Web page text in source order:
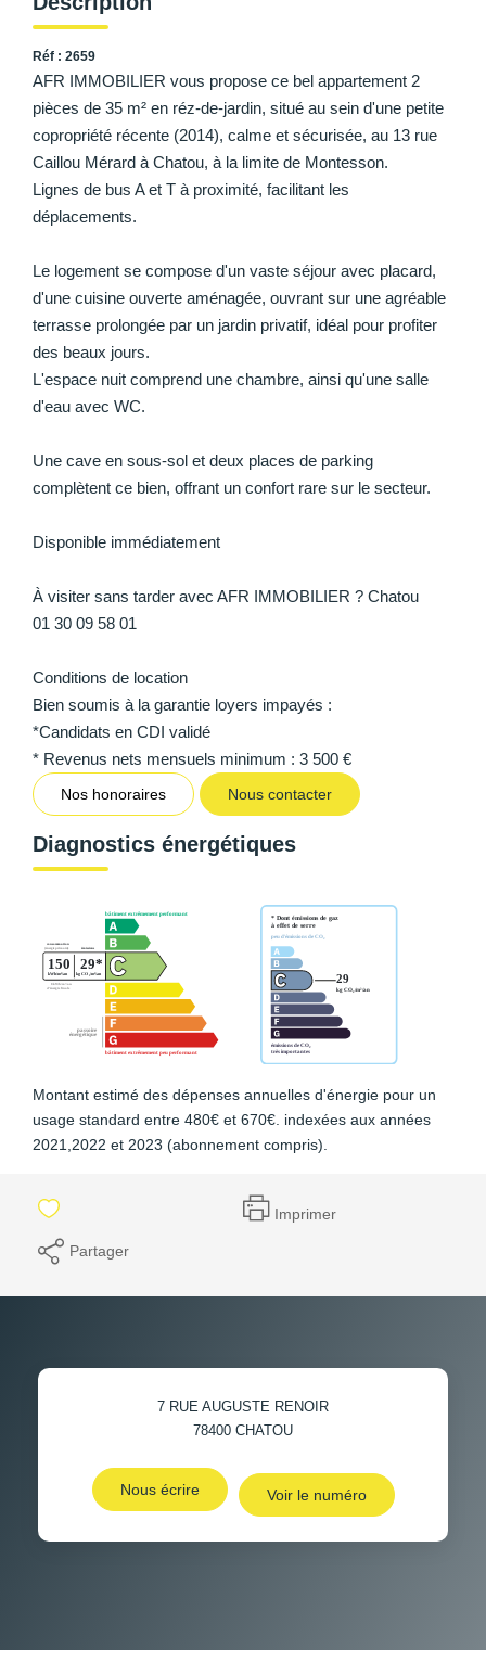
Réf : 2659
AFR IMMOBILIER vous propose ce bel appartement 2
pièces de 35 m² en réz-de-jardin, situé au sein d'une petite
copropriété récente (2014), calme et sécurisée, au 13 rue
Caillou Mérard à Chatou, à la limite de Montesson.
Lignes de bus A et T à proximité, facilitant les
déplacements.
Le logement se compose d'un vaste séjour avec placard,
d'une cuisine ouverte aménagée, ouvrant sur une agréable
terrasse prolongée par un jardin privatif, idéal pour profiter
des beaux jours.
L'espace nuit comprend une chambre, ainsi qu'une salle
d'eau avec WC.
Une cave en sous-sol et deux places de parking
complètent ce bien, offrant un confort rare sur le secteur.
Disponible immédiatement
À visiter sans tarder avec AFR IMMOBILIER ? Chatou
01 30 09 58 01
Conditions de location
Bien soumis à la garantie loyers impayés :
*Candidats en CDI validé
* Revenus nets mensuels minimum : 3 500 €
Nos honoraires Nous contacter
Diagnostics énergétiques
Montant estimé des dépenses annuelles d'énergie pour un
usage standard entre 480€ et 670€. indexées aux années
2021,2022 et 2023 (abonnement compris).
Imprimer
Partager
7 RUE AUGUSTE RENOIR
78400 CHATOU
Nous écrire Voir le numéro